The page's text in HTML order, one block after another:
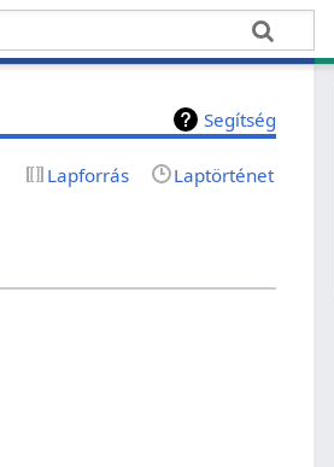
Segítség
Lapforrás Laptörténet